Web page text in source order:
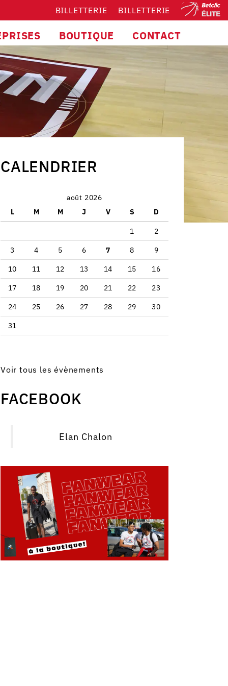
BILLETTERIE BILLETTERIE
BOUTIQUE CONTACT
CALENDRIER
août 2026
L
M M J V S D
1 2
3 4 5 6 7 8 9
10 11 12 13 14 15 16
17 18 19 20 21 22 23
24 25 26 27 28 29 30
31
Voir tous les évènements
FACEBOOK
Elan Chalon